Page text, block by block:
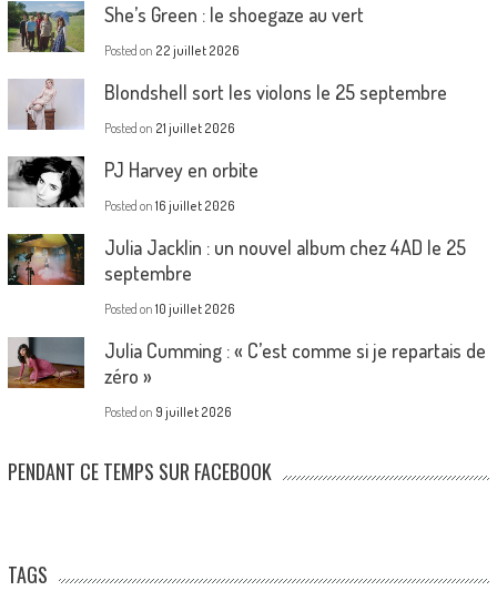
She’s Green : le shoegaze au vert
Posted on 22 juillet 2026
Blondshell sort les violons le 25 septembre
Posted on 21 juillet 2026
PJ Harvey en orbite
Posted on 16 juillet 2026
Julia Jacklin : un nouvel album chez 4AD le 25
septembre
Posted on 10 juillet 2026
Julia Cumming : « C’est comme si je repartais de
zéro »
Posted on 9 juillet 2026
PENDANT CE TEMPS SUR FACEBOOK
TAGS